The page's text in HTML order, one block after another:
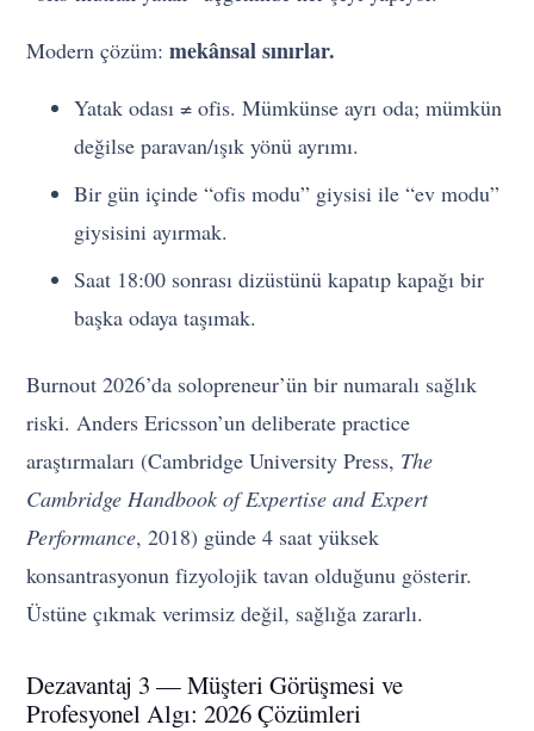
Modern çözüm:mekânsal sınırlar.
Yatak odası ≠ ofis. Mümkünse ayrı oda; mümkün
değilse paravan/ışık yönü ayrımı.
Bir gün içinde “ofis modu” giysisi ile “ev modu”
giysisini ayırmak.
Saat 18:00 sonrası dizüstünü kapatıp kapağı bir
başka odaya taşımak.
Burnout 2026’da solopreneur’ün bir numaralı sağlık
riski. Anders Ericsson’un deliberate practice
araştırmaları (Cambridge University Press, The
Cambridge Handbook of Expertise and Expert
Performance, 2018) günde 4 saat yüksek
konsantrasyonun fizyolojik tavan olduğunu gösterir.
Üstüne çıkmak verimsiz değil, sağlığa zararlı.
Dezavantaj 3 — Müşteri Görüşmesi ve
Profesyonel Algı: 2026 Çözümleri